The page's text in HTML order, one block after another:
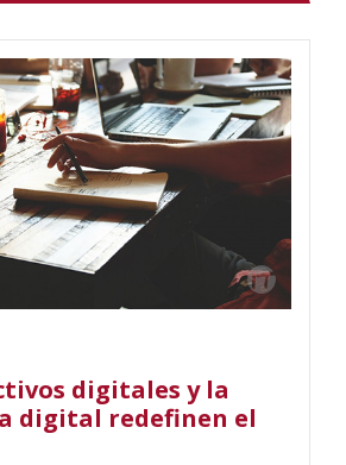
digitales y la
digital redefinen el